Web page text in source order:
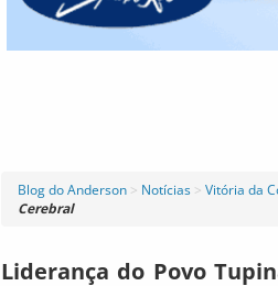
Blog do Anderson > Notícias > Vitória da
Cerebral
Liderança do Povo